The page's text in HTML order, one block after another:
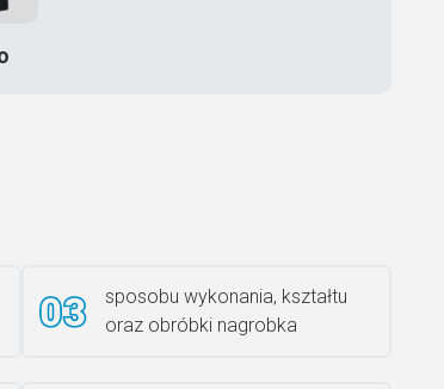
Rzeźba ANZK-60-BR-L
sposobu wykonania, kształtu
oraz obróbki nagrobka